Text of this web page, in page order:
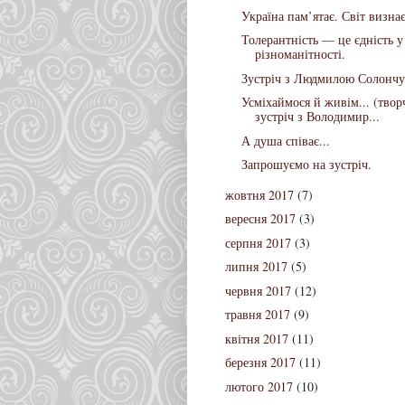
Україна пам’ятає. Світ
Толерантність — це єдність у
різноманітності.
Зустріч з Людмилою
Усміхаймося й живім...
зустріч з Володимир...
А душа співає...
Запрошуємо на зустріч.
жовтня 2017 (7)
вересня 2017 (3)
серпня 2017 (3)
липня 2017 (5)
червня 2017 (12)
травня 2017 (9)
квітня 2017 (11)
березня 2017 (11)
лютого 2017 (10)